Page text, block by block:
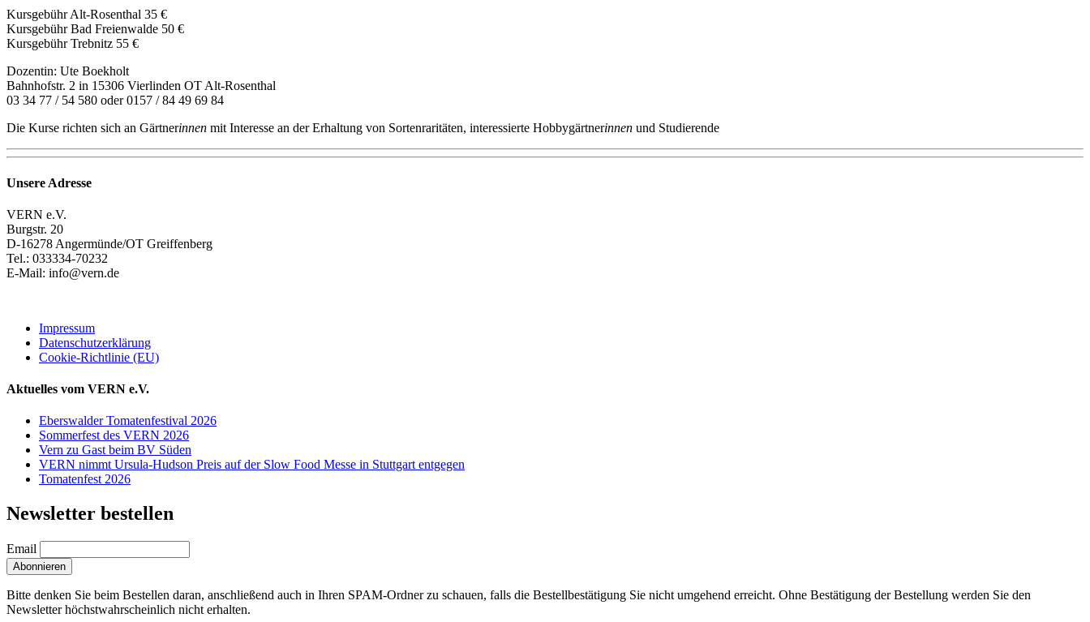
Kursgebühr Alt-Rosenthal 35 €
Kursgebühr Bad Freienwalde 50 €
Kursgebühr Trebnitz 55 €
Dozentin: Ute Boekholt
Bahnhofstr. 2 in 15306 Vierlinden OT Alt-Rosenthal
03 34 77 / 54 580 oder 0157 / 84 49 69 84
Die Kurse richten sich an Gärtnerinnen mit Interesse an der Erhaltung von Sortenraritäten, interessierte Hobbygärtnerinnen und Studierende
Unsere Adresse
VERN e.V.
Burgstr. 20
D-16278 Angermünde/OT Greiffenberg
Tel.: 033334-70232
E-Mail: info@vern.de
Impressum
Datenschutzerklärung
Cookie-Richtlinie (EU)
Aktuelles vom VERN e.V.
Eberswalder Tomatenfestival 2026
Sommerfest des VERN 2026
Vern zu Gast beim BV Süden
VERN nimmt Ursula-Hudson Preis auf der Slow Food Messe in Stuttgart entgegen
Tomatenfest 2026
Newsletter bestellen
Email
Bitte denken Sie beim Bestellen daran, anschließend auch in Ihren SPAM-Ordner zu schauen, falls die Bestellbestätigung Sie nicht umgehend erreicht. Ohne Bestätigung der Bestellung werden Sie den
Newsletter höchstwahrscheinlich nicht erhalten.